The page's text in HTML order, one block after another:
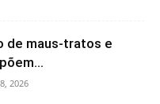
de maus-tratos e
2026